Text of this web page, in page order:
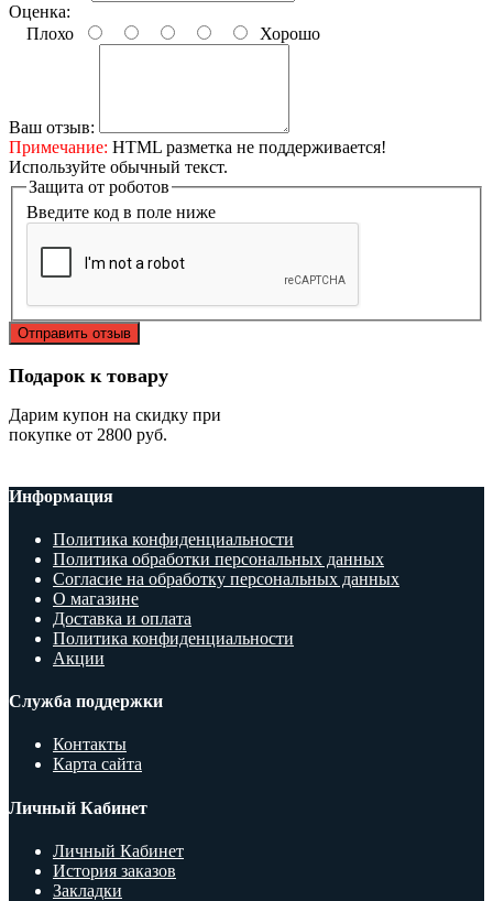
Оценка:
Плохо
Хорошо
Ваш отзыв:
Примечание: HTML разметка не поддерживается!
Используйте обычный текст.
Защита от роботов
Введите код в поле ниже
Отправить отзыв
Подарок к товару
Дарим купон на скидку при
покупке от 2800 руб.
Информация
Политика конфиденциальности
Политика обработки персональных данных
Согласие на обработку персональных данных
О магазине
Доставка и оплата
Политика конфиденциальности
Акции
Служба поддержки
Контакты
Карта сайта
Личный Кабинет
Личный Кабинет
История заказов
Закладки